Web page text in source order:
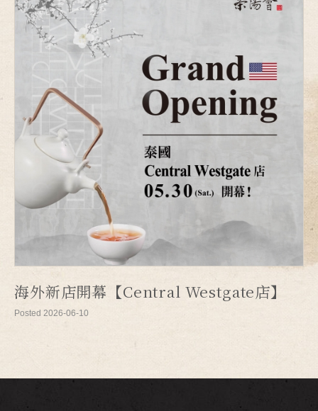
海外新店開幕【Central Westgate店】
Posted 2026-06-10